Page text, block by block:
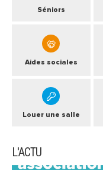
Séniors
Aides sociales
Louer une salle
L'ACTU